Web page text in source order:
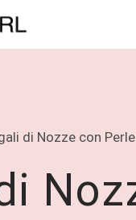
di Nozze con